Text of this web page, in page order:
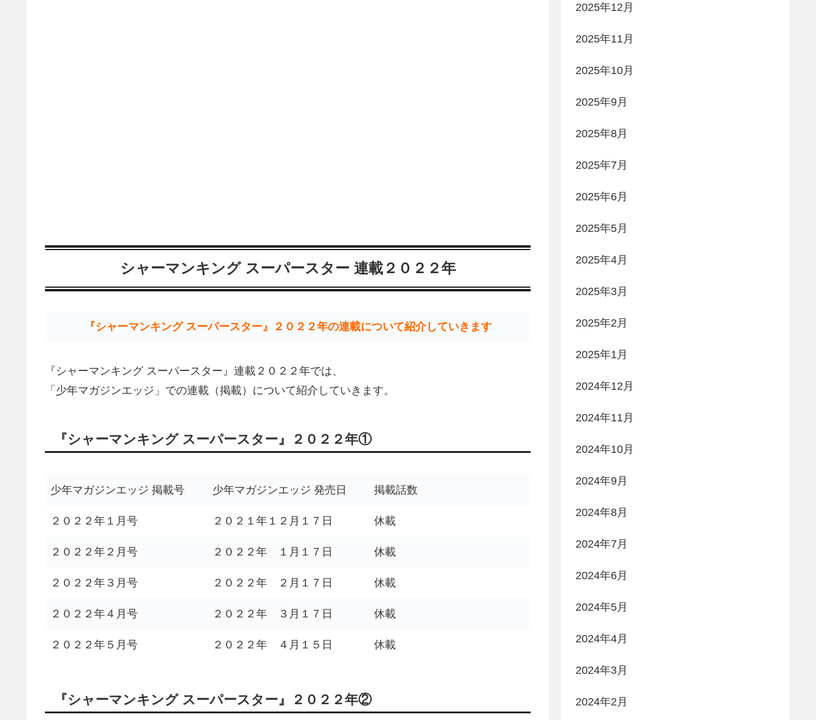
シャーマンキング スーパースター 連載２０２２年
『シャーマンキング スーパースター』２０２２年の連載について紹介していきます
『シャーマンキング スーパースター』連載２０２２年では、
「少年マガジンエッジ」での連載（掲載）について紹介していきます。
『シャーマンキング スーパースター』２０２２年①
少年マガジンエッジ 掲載号 少年マガジンエッジ 発売日 掲載話数
２０２２年１月号 ２０２１年１２月１７日 休載
２０２２年２月号 ２０２２年 １月１７日 休載
２０２２年３月号 ２０２２年 ２月１７日 休載
２０２２年４月号 ２０２２年 ３月１７日 休載
２０２２年５月号 ２０２２年 ４月１５日 休載
『シャーマンキング スーパースター』２０２２年②
2025年12月
2025年11月
2025年10月
2025年9月
2025年8月
2025年7月
2025年6月
2025年5月
2025年4月
2025年3月
2025年2月
2025年1月
2024年12月
2024年11月
2024年10月
2024年9月
2024年8月
2024年7月
2024年6月
2024年5月
2024年4月
2024年3月
2024年2月